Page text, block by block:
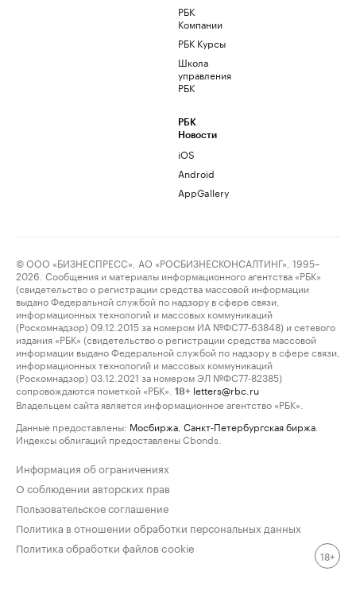
РБК
Компании
РБК Курсы
Школа
управления
РБК
РБК
Новости
iOS
Android
AppGallery
© ООО «БИЗНЕСПРЕСС», АО «РОСБИЗНЕСКОНСАЛТИНГ», 1995–
2026. Сообщения и материалы информационного агентства «РБК»
(свидетельство о регистрации средства массовой информации
выдано Федеральной службой по надзору в сфере связи,
информационных технологий и массовых коммуникаций
(Роскомнадзор) 09.12.2015 за номером ИА №ФС77-63848) и сетевого
издания «РБК» (свидетельство о регистрации средства массовой
информации выдано Федеральной службой по надзору в сфере связи,
информационных технологий и массовых коммуникаций
(Роскомнадзор) 03.12.2021 за номером ЭЛ №ФС77-82385)
сопровождаются пометкой «РБК».
18+ letters@rbc.ru
Владельцем сайта является информационное агентство «РБК».
Данные предоставлены: Мосбиржа Санкт-Петербургская биржа
Индексы облигаций предоставлены Cbonds.
Информация об ограничениях
О соблюдении авторских прав
Пользовательское соглашение
Политика в отношении обработки персональных данных
Политика обработки файлов cookie
18+